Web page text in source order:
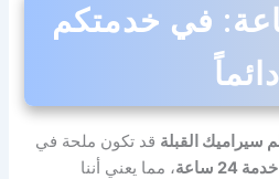
24 ساعة: في خدمتكم
دائماً
سيراميك القبلة قد تكون ملحة في
خدمة 24 ساعة
، مما يعني أننا